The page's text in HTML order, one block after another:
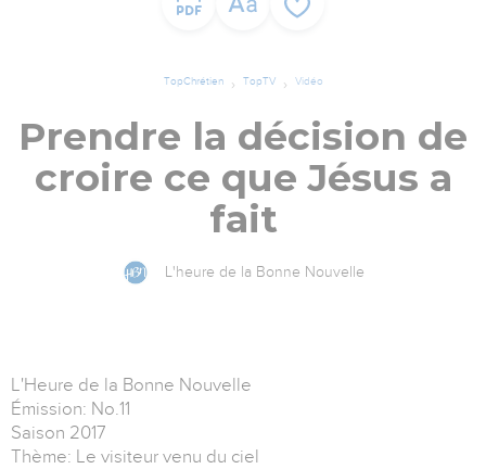
TopChrétien TopTV Vidéo
Prendre la décision de
croire ce que Jésus a
fait
L'heure de la Bonne Nouvelle
L'Heure de la Bonne Nouvelle
Émission: No.11
Saison 2017
Thème: Le visiteur venu du ciel